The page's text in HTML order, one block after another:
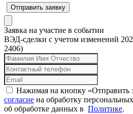
Отправить заявку
Заявка на участие в событии
ВЭД-сделки с учетом изменений
2406)
Нажимая на кнопку «Отправить
согласие на обработку
об обработке данных в Политике.